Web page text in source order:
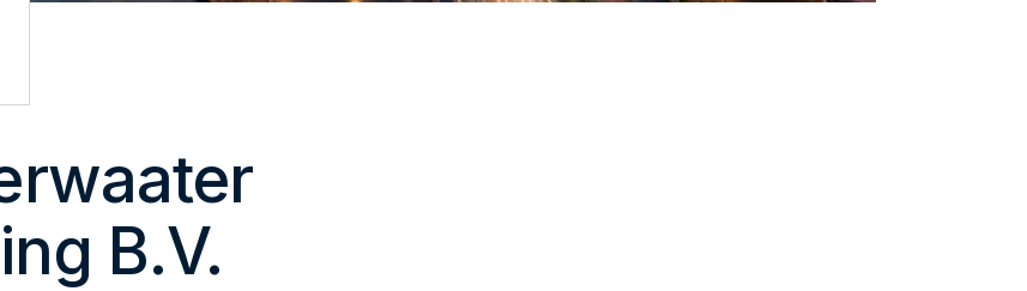
B.V.